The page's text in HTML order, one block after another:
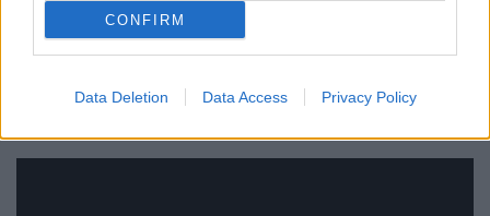
CONFIRM
Data Deletion Data Access Privacy Policy
σοκολατοπόλεμου, που θα συνεχίσουν το
αναλλοίωτο στο πέρασμα του χρόνου
με σοκολάτες.